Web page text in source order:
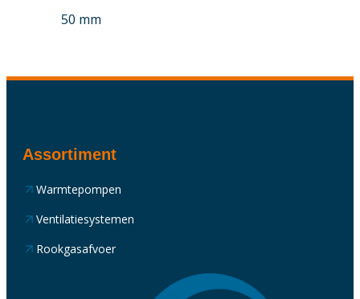
50 mm
Assortiment
Warmtepompen
Ventilatiesystemen
Rookgasafvoer